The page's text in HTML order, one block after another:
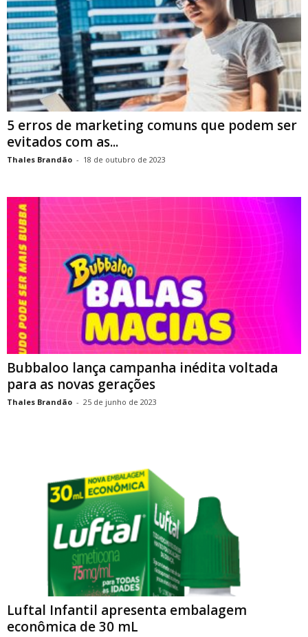
5 erros de marketing comuns que podem ser
evitados com as...
Thales Brandão - 18 de outubro de 2023
Bubbaloo lança campanha inédita voltada
para as novas gerações
Thales Brandão - 25 de junho de 2023
Luftal Infantil apresenta embalagem
econômica de 30 mL